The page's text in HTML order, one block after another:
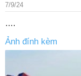
7/9/24
….
Ảnh đính kèm